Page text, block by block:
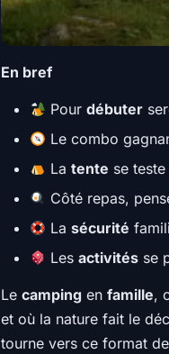
En bref
Pourdébuter
Le combo
Latente se
Côté repas,
Lasécurité
Lesactivités se
Le camping en famille,
et où la nature fait le
tourne vers ce format de